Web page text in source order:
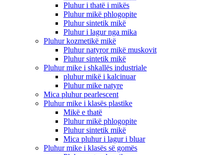
Pluhur i thatë i mikës
Pluhur mikë phlogopite
Pluhur sintetik mikë
Pluhur i lagur nga mika
Pluhur kozmetikë mikë
Pluhur natyror mikë muskovit
Pluhur sintetik mikë
Pluhur mike i shkallës industriale
pluhur mikë i kalcinuar
Pluhur mike natyre
Mica pluhur pearlescent
Pluhur mike i klasës plastike
Mikë e thatë
Pluhur mikë phlogopite
Pluhur sintetik mikë
Mica pluhur i lagur i bluar
Pluhur mike i klasës së gomës